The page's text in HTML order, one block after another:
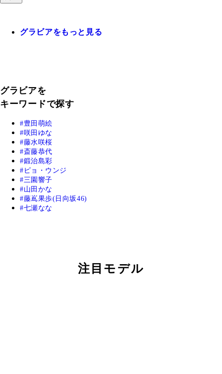
グラビアをもっと見る
グラビアを
キーワードで探す
豊田萌絵
咲田ゆな
藤水咲桜
斎藤恭代
鍛治島彩
ピョ・ウンジ
三園響子
山田かな
藤嶌果歩(日向坂46)
七瀬なな
注目モデル